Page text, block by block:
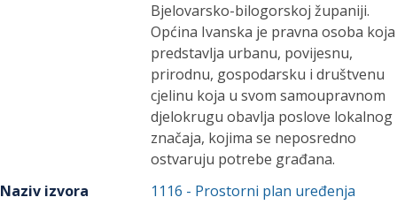
Bjelovarsko-bilogorskoj županiji.
Općina Ivanska je pravna osoba koja
predstavlja urbanu, povijesnu,
prirodnu, gospodarsku i društvenu
cjelinu koja u svom samoupravnom
djelokrugu obavlja poslove lokalnog
značaja, kojima se neposredno
ostvaruju potrebe građana.
Naziv izvora
1116 - Prostorni plan uređenja